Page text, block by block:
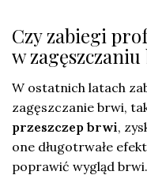
Czy zabiegi
w
W ostatnich latach
zagęszczanie brwi,
przeszczep brwi,
one długotrwałe
poprawić wygląd